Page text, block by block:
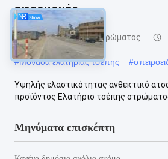
εφαρμογές
Ελατήριο τσέπης στρώματος
#Μονάδα ελατήριας τσέπης #
Υψηλής ελαστικότητας ανθεκτικό
προϊόντος Ελατήριο τσέπης
Μηνύματα επισκέπτη